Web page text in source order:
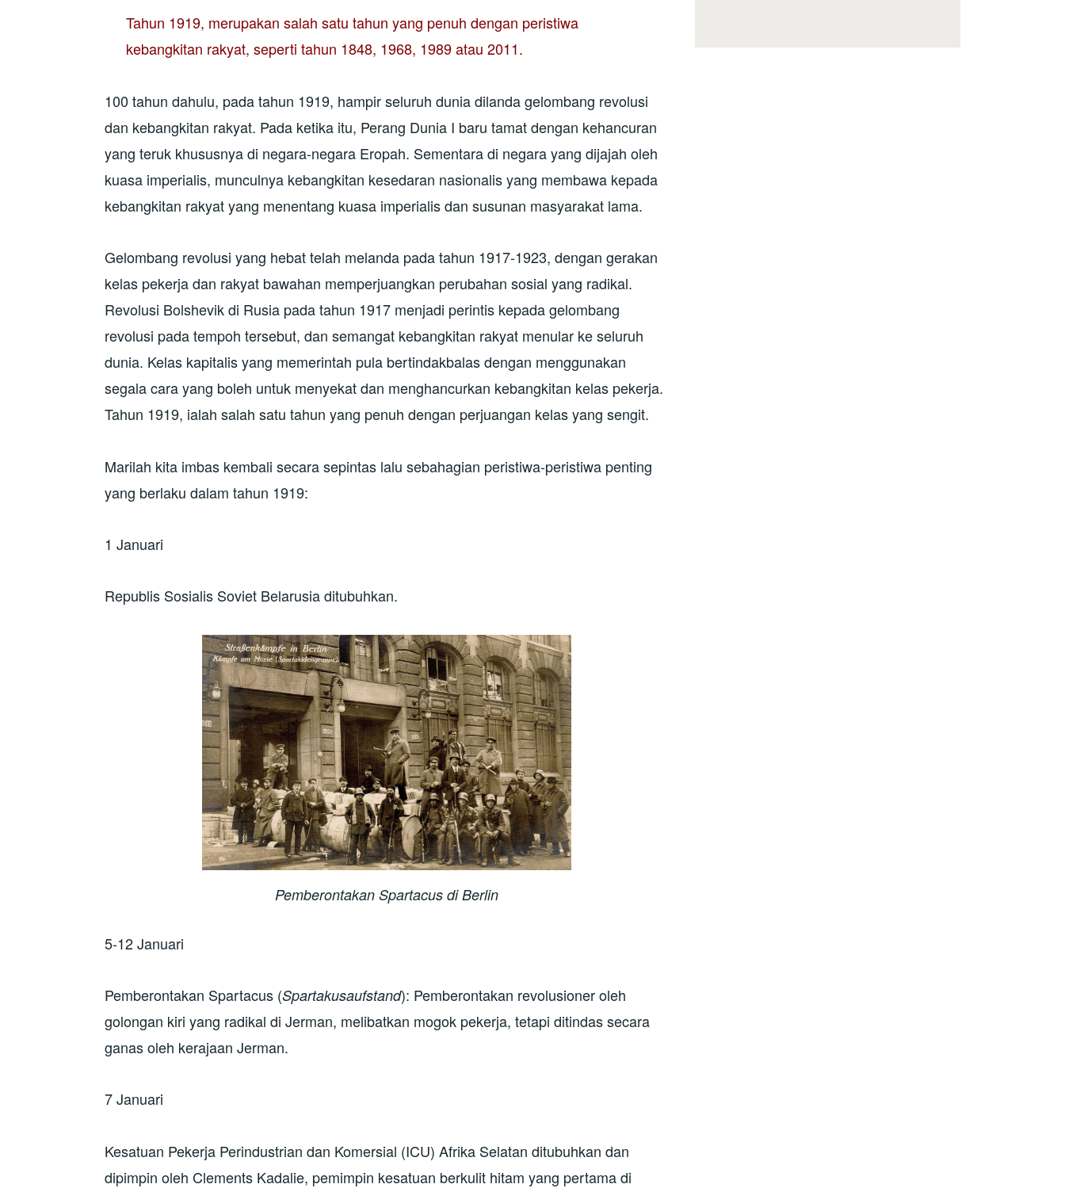
Tahun 1919, merupakan salah satu tahun yang penuh dengan peristiwa
kebangkitan rakyat, seperti tahun 1848, 1968, 1989 atau 2011.
100 tahun dahulu, pada tahun 1919, hampir seluruh dunia dilanda gelombang revolusi
dan kebangkitan rakyat. Pada ketika itu, Perang Dunia I baru tamat dengan kehancuran
yang teruk khususnya di negara-negara Eropah. Sementara di negara yang dijajah oleh
kuasa imperialis, munculnya kebangkitan kesedaran nasionalis yang membawa kepada
kebangkitan rakyat yang menentang kuasa imperialis dan susunan masyarakat lama.
Gelombang revolusi yang hebat telah melanda pada tahun 1917-1923, dengan gerakan
kelas pekerja dan rakyat bawahan memperjuangkan perubahan sosial yang radikal.
Revolusi Bolshevik di Rusia pada tahun 1917 menjadi perintis kepada gelombang
revolusi pada tempoh tersebut, dan semangat kebangkitan rakyat menular ke seluruh
dunia. Kelas kapitalis yang memerintah pula bertindakbalas dengan menggunakan
segala cara yang boleh untuk menyekat dan menghancurkan kebangkitan kelas pekerja.
Tahun 1919, ialah salah satu tahun yang penuh dengan perjuangan kelas yang sengit.
Marilah kita imbas kembali secara sepintas lalu sebahagian peristiwa-peristiwa penting
yang berlaku dalam tahun 1919:
1 Januari
Republis Sosialis Soviet Belarusia ditubuhkan.
Pemberontakan Spartacus di Berlin
5-12 Januari
Pemberontakan Spartacus (Spartakusaufstand): Pemberontakan revolusioner oleh
golongan kiri yang radikal di Jerman, melibatkan mogok pekerja, tetapi ditindas secara
ganas oleh kerajaan Jerman.
7 Januari
Kesatuan Pekerja Perindustrian dan Komersial (ICU) Afrika Selatan ditubuhkan dan
dipimpin oleh Clements Kadalie, pemimpin kesatuan berkulit hitam yang pertama di